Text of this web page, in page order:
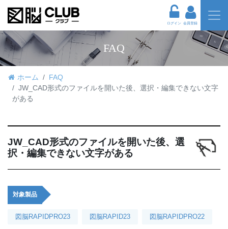
ログイン 会員登録
FAQ
ホーム
FAQ
JW_CAD形式のファイルを開いた後、選択・編集できない文字
がある
JW_CAD形式のファイルを開いた後、選
択・編集できない文字がある
対象製品
図脳RAPIDPRO23 図脳RAPID23 図脳RAPIDPRO22